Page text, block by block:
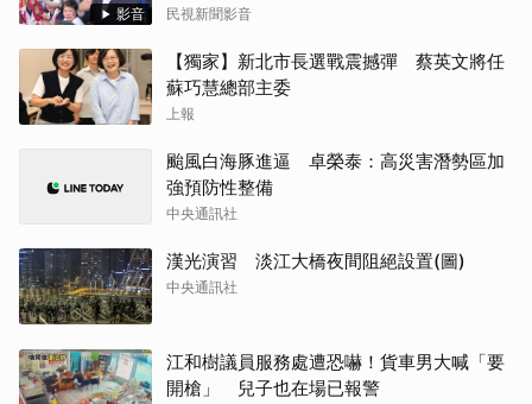
影音 民視新聞影音
【獨家】新北市長選戰震撼彈 蔡英文將任
蘇巧慧總部主委
上報
颱風白海豚進逼 卓榮泰：高災害潛勢區加
強預防性整備
中央通訊社
漢光演習 淡江大橋夜間阻絕設置(圖)
中央通訊社
江和樹議員服務處遭恐嚇！貨車男大喊「要
開槍」 兒子也在場已報警